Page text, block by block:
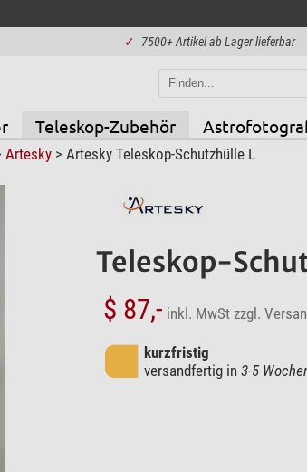
✓ 7500+ Artikel ab Lager lieferbar
Teleskop-Zubehör
Artesky> Artesky Teleskop-Schutzhülle L
Teleskop-
$ 87,- inkl. MwSt zzgl.
kurzfristig
versandfertig in 3-5